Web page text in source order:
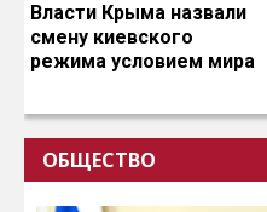
Власти Крыма назвали
смену киевского
режима условием мира
ОБЩЕСТВО